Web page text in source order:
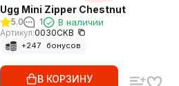
Ugg Mini Zipper Chestnut
5.0 1 В наличии
Артикул:0030CKB
+247 бонусов
В КОРЗИНУ